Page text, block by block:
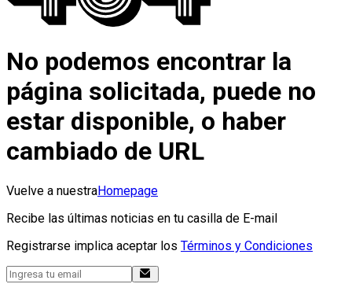
No podemos encontrar la
página solicitada, puede no
estar disponible, o haber
cambiado de URL
Vuelve a nuestraHomepage
Recibe las últimas noticias en tu casilla de E-mail
Registrarse implica aceptar los Términos y Condiciones